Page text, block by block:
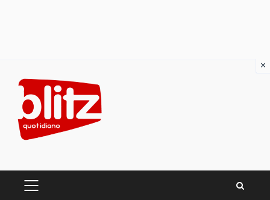
content
PRIMARY
×